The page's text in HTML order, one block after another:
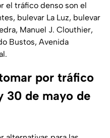
el tráfico denso son el
bulevar La Luz, bulevar
Manuel J. Clouthier,
Bustos, Avenida
por tráfico
30 de mayo de